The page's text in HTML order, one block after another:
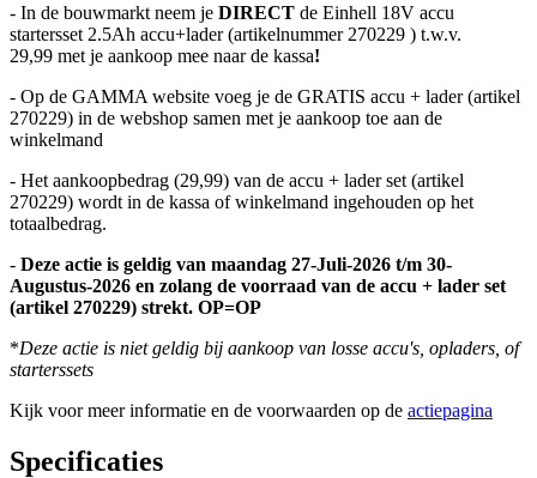
- In de bouwmarkt neem je DIRECT de Einhell 18V accu
startersset 2.5Ah accu+lader (artikelnummer 270229 ) t.w.v.
29,99 met je aankoop mee naar de kassa!
- Op de GAMMA website voeg je de GRATIS accu + lader (artikel
270229) in de webshop samen met je aankoop toe aan de
winkelmand
- Het aankoopbedrag (29,99) van de accu + lader set (artikel
270229) wordt in de kassa of winkelmand ingehouden op het
totaalbedrag.
- Deze actie is geldig van maandag 27-Juli-2026 t/m 30-
Augustus-2026 en zolang de voorraad van de accu + lader set
(artikel 270229) strekt. OP=OP
*Deze actie is niet geldig bij aankoop van losse accu's, opladers, of
starterssets
Kijk voor meer informatie en de voorwaarden op de actiepagina
Specificaties